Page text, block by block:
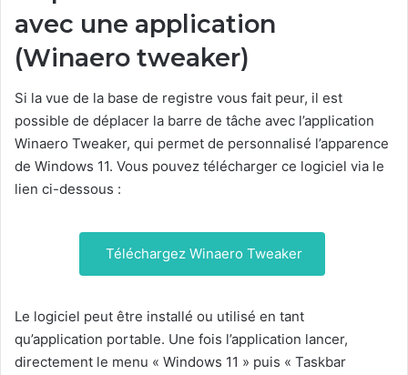
avec une application
(Winaero tweaker)
Si la vue de la base de registre vous fait peur, il est
possible de déplacer la barre de tâche avec l’application
Winaero Tweaker, qui permet de personnalisé l’apparence
de Windows 11. Vous pouvez télécharger ce logiciel via le
lien ci-dessous :
Téléchargez Winaero Tweaker
Le logiciel peut être installé ou utilisé en tant
qu’application portable. Une fois l’application lancer,
directement le menu « Windows 11 » puis « Taskbar